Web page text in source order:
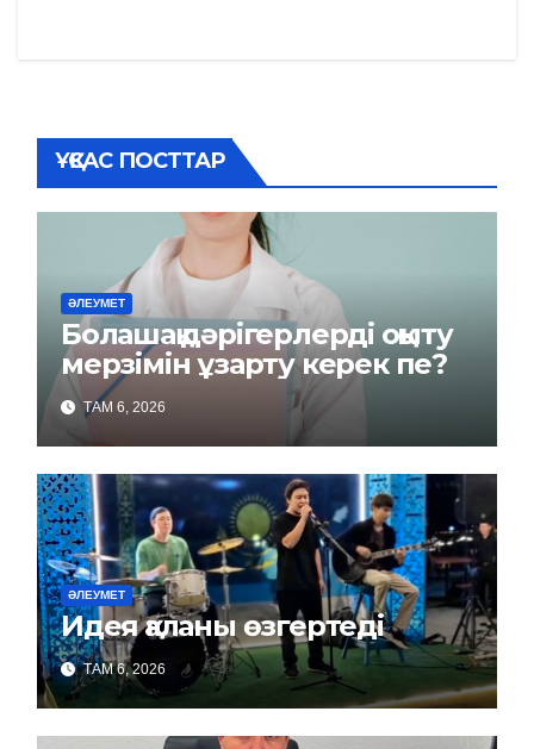
ҰҚСАС ПОСТТАР
ӘЛЕУМЕТ
Болашақ дәрігерлерді оқыту
мерзімін ұзарту керек пе?
ТАМ 6, 2026
ӘЛЕУМЕТ
Идея қаланы өзгертеді
ТАМ 6, 2026